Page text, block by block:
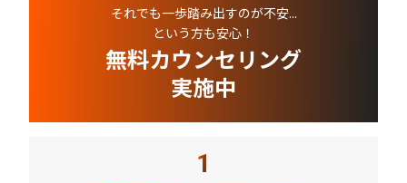
それでも一歩踏み出すのが不安...
という方も安心！
無料カウンセリング
実施中
1